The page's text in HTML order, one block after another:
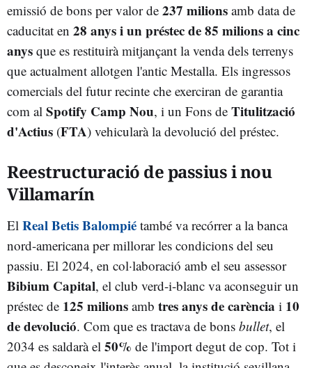
emissió de bons per valor de 237 milions amb data de
caducitat en 28 anys i un préstec de 85 milions a cinc
anys que es restituirà mitjançant la venda dels terrenys
que actualment allotgen l'antic Mestalla. Els ingressos
comercials del futur recinte che exerciran de garantia
com al Spotify Camp Nou, i un Fons de Titulització
d'Actius (FTA) vehicularà la devolució del préstec.
Reestructuració de passius i nou
Villamarín
El Real Betis Balompié també va recórrer a la banca
nord-americana per millorar les condicions del seu
passiu. El 2024, en col·laboració amb el seu assessor
Bibium Capital, el club verd-i-blanc va aconseguir un
préstec de 125 milions amb tres anys de carència i 10
de devolució. Com que es tractava de bons bullet, el
2034 es saldarà el 50% de l'import degut de cop. Tot i